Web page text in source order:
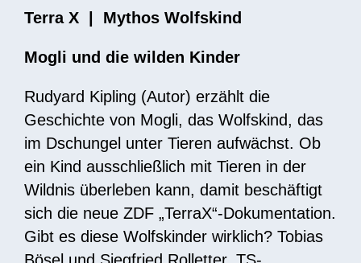
Terra X | Mythos Wolfskind
Mogli und die wilden Kinder
Rudyard Kipling (Autor) erzählt die
Geschichte von Mogli, das Wolfskind, das
im Dschungel unter Tieren aufwächst. Ob
ein Kind ausschließlich mit Tieren in der
Wildnis überleben kann, damit beschäftigt
sich die neue ZDF „TerraX“-Dokumentation.
Gibt es diese Wolfskinder wirklich? Tobias